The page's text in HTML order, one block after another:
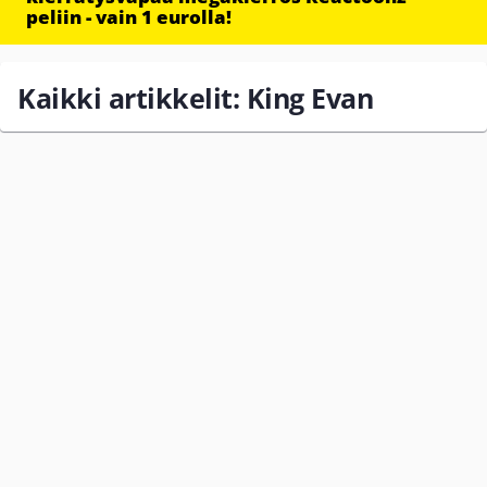
peliin - vain 1 eurolla!
Kaikki artikkelit: King Evan